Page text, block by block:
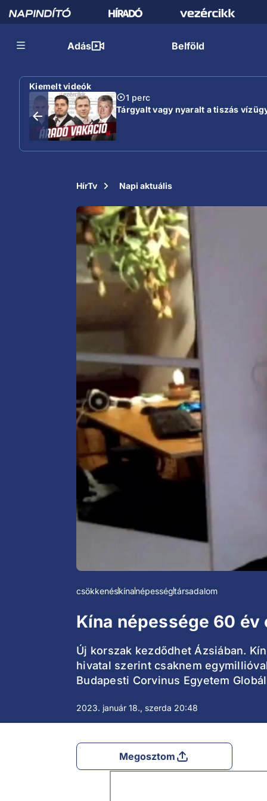
Adás Belföld
Kiemelt videók
1 perc
Tárgyalt vagy nyaralt a tiszás
HírTv Napi aktuális
csökkenéskínanépességtársadalom
Kína népessége 60
Új korszak kezdődhet Ázsiában.
hivatal szerint csaknem
Budapesti Corvinus Egyetem
2023. január 18., szerda 20:48
Megosztom